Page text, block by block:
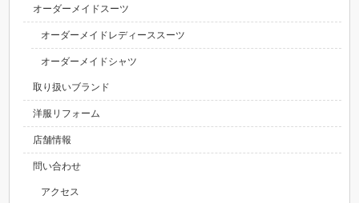
オーダーメイドスーツ
オーダーメイドレディーススーツ
オーダーメイドシャツ
取り扱いブランド
洋服リフォーム
店舗情報
問い合わせ
アクセス